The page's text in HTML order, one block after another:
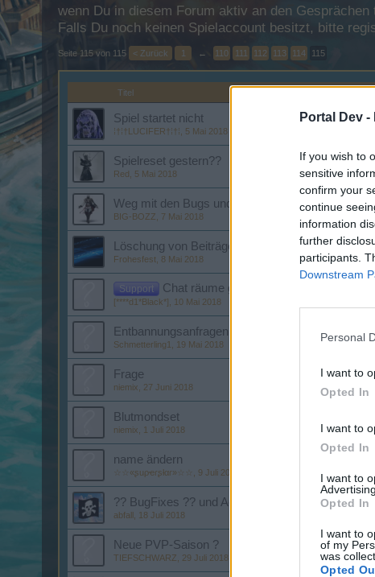
Portal Dev -
If you wish to
sensitive
confirm your
continue
information
further
participants.
Downstream
Personal
I want to
Opted In
I want to
Opted In
I want to
Advertising.
Opted In
I want to
of my
was
Opted
wenn Du in diesem Forum aktiv an den
Falls Du noch keinen Spielaccount besitzt, bitte
Seite 115 von 115 < Zurück 1 ← 110 111 112 113 114 115
Titel
Spiel startet nicht
⁞†⁞†LUCIFER†⁞†⁞ 5 Mai 2018
Spielreset gestern??
Red 5 Mai 2018
Weg mit den Bugs und auf in eine bessere
BIG-BOZZ 7 Mai 2018
Löschung von Beiträgen
Frohesfest 8 Mai 2018
Support Chat räume geht nicht an,auch Gilden
[****d1*Black*] 10 Mai 2018
Entbannungsanfragen
Schmetterling1 19 Mai 2018
Frage
niemix 27 Juni 2018
Blutmondset
niemix 1 Juli 2018
name ändern
☆☆«ʂuρҽɾʂƚαɾ»☆☆ 9 Juli 2018
?? BugFixes ?? und Accountsperren ?
abfall 18 Juli 2018
Neue PVP-Saison ?
TIEFSCHWARZ 29 Juli 2018